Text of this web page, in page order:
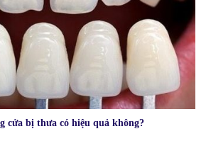
cửa bị thưa có hiệu quả không?